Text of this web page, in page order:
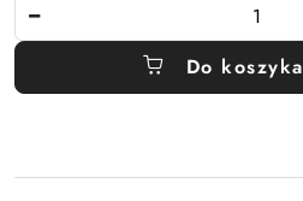
Do koszyka